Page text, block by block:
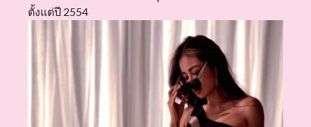
ตั้งแต่ปี 2554